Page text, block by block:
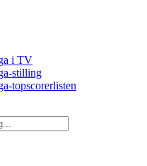
i TV
stilling
topscorerlisten